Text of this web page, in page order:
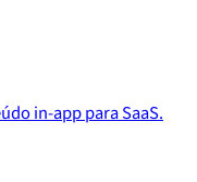
in-app para SaaS.